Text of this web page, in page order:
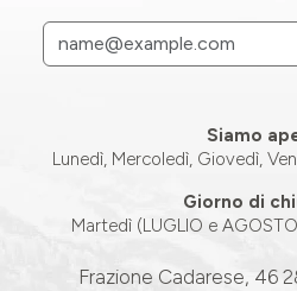
Siamo
Lunedì, Mercoledì, Giovedì,
Giorno di
Martedì (LUGLIO e
Frazione Cadarese, 46